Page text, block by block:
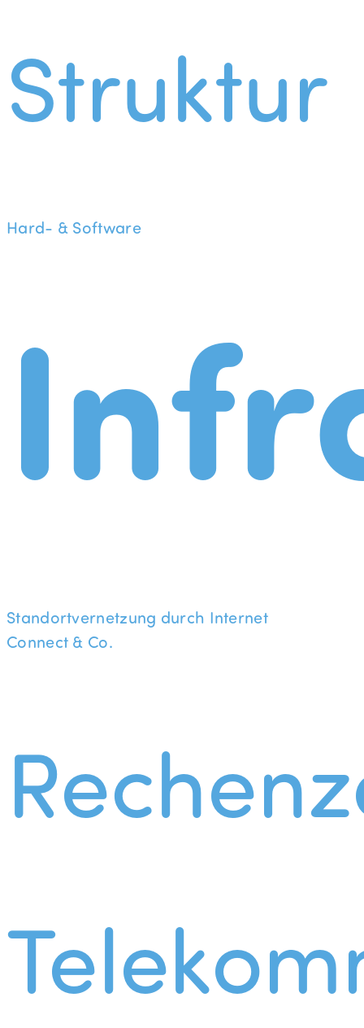
Struktur
Hard- & Software
Standortvernetzung durch Internet
Connect & Co.